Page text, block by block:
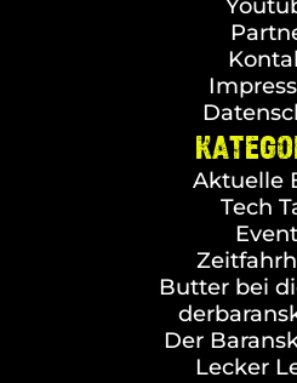
Aktuelle
Tech
Butter bei
Der
Lecker